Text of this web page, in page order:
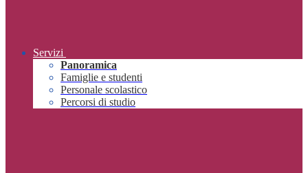
Servizi
Panoramica
Famiglie e studenti
Personale scolastico
Percorsi di studio